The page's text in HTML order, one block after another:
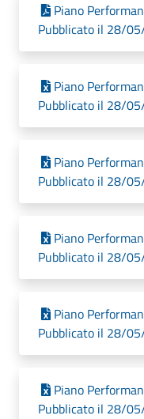
Piano
Pubblicato il 28/
Piano
Pubblicato il 28/
Piano
Pubblicato il 28/
Piano
Pubblicato il 28/
Piano
Pubblicato il 28/
Piano
Pubblicato il 28/